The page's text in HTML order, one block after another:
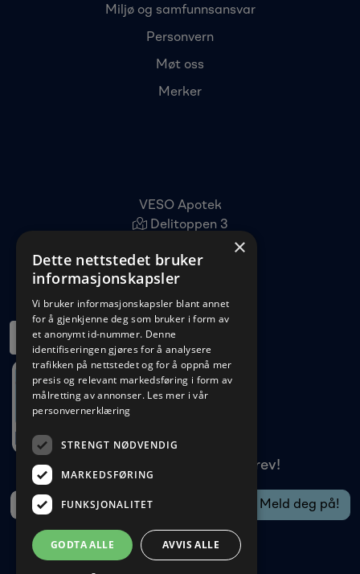
Meld deg på vårt nyhetsbrev!
Miljø og samfunnsansvar
Personvern
Møt oss
Merker
VESO Apotek
Delitoppen 3
22 96 11 00
kundeservice@veso.no
×
Dette nettstedet bruker
informasjonskapsler
Vi bruker informasjonskapsler blant annet
for å gjenkjenne deg som bruker i form av
et anonymt id-nummer. Denne
identifiseringen gjøres for å analysere
trafikken på nettstedet og for å oppnå mer
presis og relevant markedsføring i form av
målretting av annonser. Les mer i vår
personvernerklæring
STRENGT NØDVENDIG
MARKEDSFØRING
FUNKSJONALITET
GODTA ALLE AVVIS ALLE